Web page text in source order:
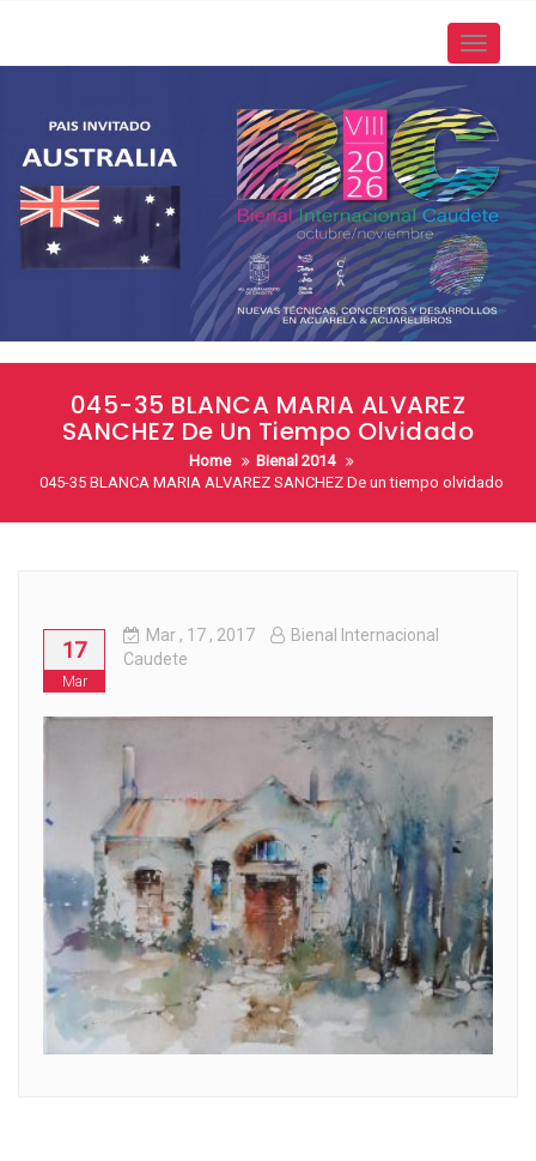
Toggle
045-35 BLANCA MARIA ALVAREZ
SANCHEZ De Un Tiempo Olvidado
Home
Bienal 2014
045-35 BLANCA MARIA ALVAREZ SANCHEZ De un tiempo olvidado
17
Mar
Mar , 17 , 2017
Bienal Internacional
Caudete